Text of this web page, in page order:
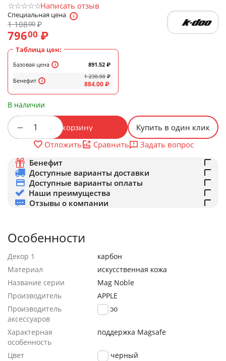
Написать отзыв
Специальная цена
1 10800₽
79600 ₽
Таблица цен:
Базовая цена
Бенефит
891.52 ₽
1 230.00 ₽
884.00₽
В наличии
+
− В корзину
Купить в один клик
Отложить
Сравнить
Задать вопрос
Бенефит
Доступные варианты доставки
Доступные варианты оплаты
Наши преимущества
Отзывы о компании
Особенности
Декор 1
карбон
Материал
искусственная кожа
Название серии
Mag Noble
Производитель
APPLE
Производитель
аксессуаров
K-Doo
Характерная
особенность
поддержка Magsafe
Цвет черный